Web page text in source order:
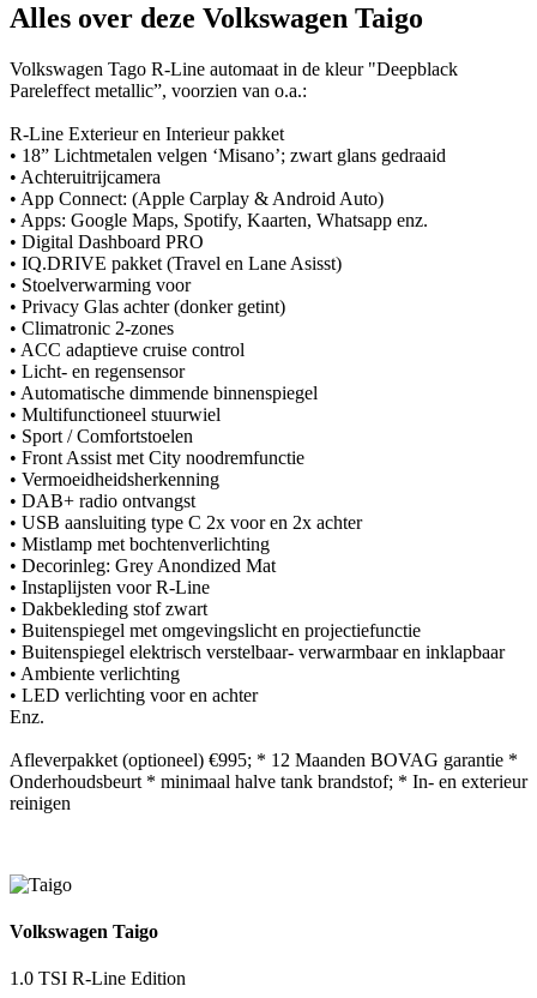
Alles over deze Volkswagen Taigo
Volkswagen Tago R-Line automaat in de kleur "Deepblack
Pareleffect metallic”, voorzien van o.a.:
R-Line Exterieur en Interieur pakket
• 18” Lichtmetalen velgen ‘Misano’; zwart glans gedraaid
• Achteruitrijcamera
• App Connect: (Apple Carplay & Android Auto)
• Apps: Google Maps, Spotify, Kaarten, Whatsapp enz.
• Digital Dashboard PRO
• IQ.DRIVE pakket (Travel en Lane Asisst)
• Stoelverwarming voor
• Privacy Glas achter (donker getint)
• Climatronic 2-zones
• ACC adaptieve cruise control
• Licht- en regensensor
• Automatische dimmende binnenspiegel
• Multifunctioneel stuurwiel
• Sport / Comfortstoelen
• Front Assist met City noodremfunctie
• Vermoeidheidsherkenning
• DAB+ radio ontvangst
• USB aansluiting type C 2x voor en 2x achter
• Mistlamp met bochtenverlichting
• Decorinleg: Grey Anondized Mat
• Instaplijsten voor R-Line
• Dakbekleding stof zwart
• Buitenspiegel met omgevingslicht en projectiefunctie
• Buitenspiegel elektrisch verstelbaar- verwarmbaar en inklapbaar
• Ambiente verlichting
• LED verlichting voor en achter
Enz.
Afleverpakket (optioneel) €995; * 12 Maanden BOVAG garantie *
Onderhoudsbeurt * minimaal halve tank brandstof; * In- en exterieur
reinigen
Volkswagen Taigo
1.0 TSI R-Line Edition